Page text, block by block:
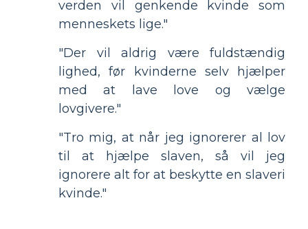
verden vil genkende kvinde som
menneskets lige."
"Der vil aldrig være fuldstændig
lighed, før kvinderne selv hjælper
med at lave love og vælge
lovgivere."
"Tro mig, at når jeg ignorerer al lov
til at hjælpe slaven, så vil jeg
ignorere alt for at beskytte en slaveri
kvinde."